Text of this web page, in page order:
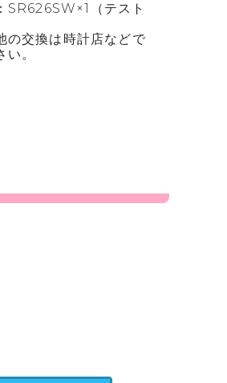
SR626SW×1（テスト
の交換は時計店などで
。